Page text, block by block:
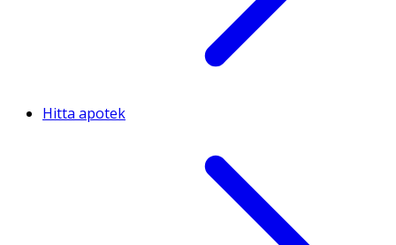
Hitta apotek